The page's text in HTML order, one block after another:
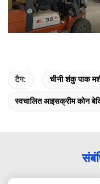
टैग: चीनी शंकु पाक
स्वचालित आइसक्रीम कोन